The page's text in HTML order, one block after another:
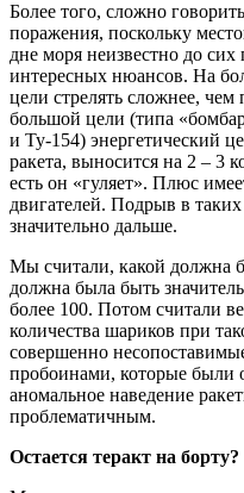
Более того, сложно
поражения, поскольку
дне моря неизвестно до
интересных нюансов. На
цели стрелять сложнее,
большой цели (типа
и Ту-154) энергетический
ракета, выносится на 2 – 3
есть он «гуляет». Плюс
двигателей. Подрыв в
значительно дальше.
Мы считали, какой должна
должна была быть
более 100. Потом считали
количества шариков при
совершенно
пробоинами, которые были
аномальное наведение
проблематичным.
Остается теракт на борту?